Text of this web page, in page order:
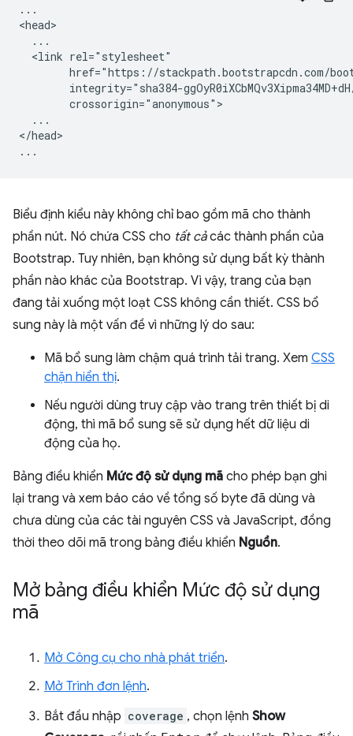
...
<head>
  ...
  <link rel="stylesheet"
href="https://stackpath.bootstrapcdn.com/
integrity="sha384-
        crossorigin="anonymous">
  ...
</head>
Biểu định kiểu này không chỉ bao gồm mã cho thành
phần nút. Nó chứa CSS cho tất cảcác thành phần của
Bootstrap. Tuy nhiên, bạn không sử dụng bất kỳ thành
phần nào khác của Bootstrap. Vì vậy, trang của bạn
đang tải xuống một loạt CSS không cần thiết. CSS bổ
sung này là một vấn đề vì những lý do sau:
Mã bổ sung làm chậm quá trình tải trang. Xem CSS
chặn hiển thị.
Nếu người dùng truy cập vào trang trên thiết bị di
động, thì mã bổ sung sẽ sử dụng hết dữ liệu di
động của họ.
Bảng điều khiển Mức độ sử dụng mã cho phép bạn ghi
lại trang và xem báo cáo về tổng số byte đã dùng và
chưa dùng của các tài nguyên CSS và JavaScript, đồng
thời theo dõi mã trong bảng điều khiển Nguồn.
Mở bảng điều khiển Mức độ sử dụng
mã
Mở Công cụ cho nhà phát triển.
Mở Trình đơn lệnh.
Bắt đầu nhập coverage , chọn lệnh Show